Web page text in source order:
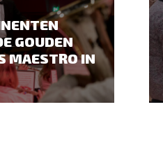
GOUDEN
MAESTRO IN